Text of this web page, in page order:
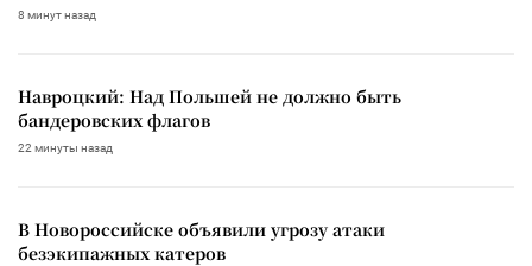
8 минут назад
Навроцкий: Над Польшей не должно быть
бандеровских флагов
22 минуты назад
В Новороссийске объявили угрозу атаки
безэкипажных катеров